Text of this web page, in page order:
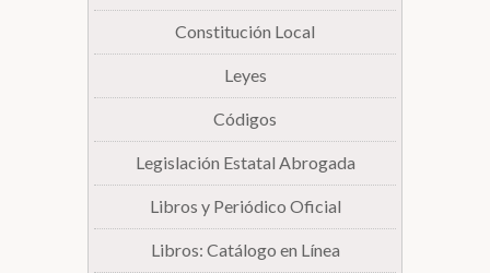
Constitución Local
Leyes
Códigos
Legislación Estatal Abrogada
Libros y Periódico Oficial
Libros: Catálogo en Línea